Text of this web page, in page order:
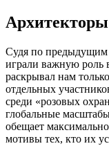
Судя по предыдущим
играли важную роль
раскрывал нам
отдельных
среди «розовых
глобальные
обещает
мотивы тех, кто их